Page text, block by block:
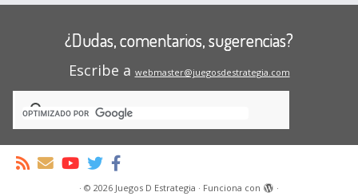
¿Dudas, comentarios, sugerencias?
Escribe a webmaster@juegosdestrategia.com
· © 2026 Juegos D Estrategia · Funciona con ·